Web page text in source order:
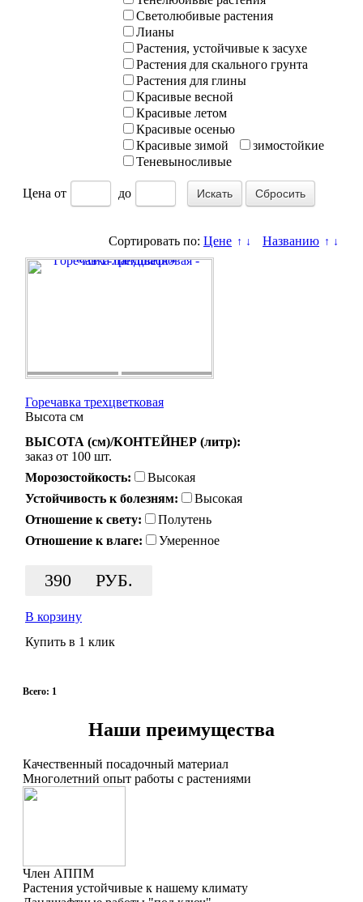
Светолюбивые растения
Лианы
Растения, устойчивые к засухе
Растения для скального грунта
Растения для глины
Красивые весной
Красивые летом
Красивые осенью
Красивые зимой
зимостойкие
Теневыносливые
Цена от до Сбросить
Сортировать по: Цене ↑ ↓ Названию ↑ ↓
Горечавка трехцветковая
Высота см
ВЫСОТА (см)/КОНТЕЙНЕР (литр):
заказ от 100 шт.
Морозостойкость:
Высокая
Устойчивость к болезням:
Высокая
Отношение к свету:
Полутень
Отношение к влаге:
Умеренное
390 РУБ.
В корзину
Купить в 1 клик
Всего: 1
Наши преимущества
Качественный посадочный материал
Многолетний опыт работы с растениями
Член АППМ
Растения устойчивые к нашему климату